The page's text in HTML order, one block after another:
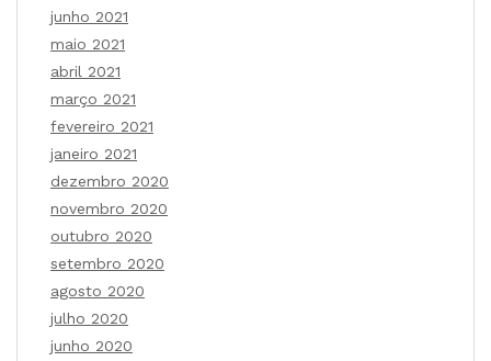
junho 2021
maio 2021
abril 2021
março 2021
fevereiro 2021
janeiro 2021
dezembro 2020
novembro 2020
outubro 2020
setembro 2020
agosto 2020
julho 2020
junho 2020